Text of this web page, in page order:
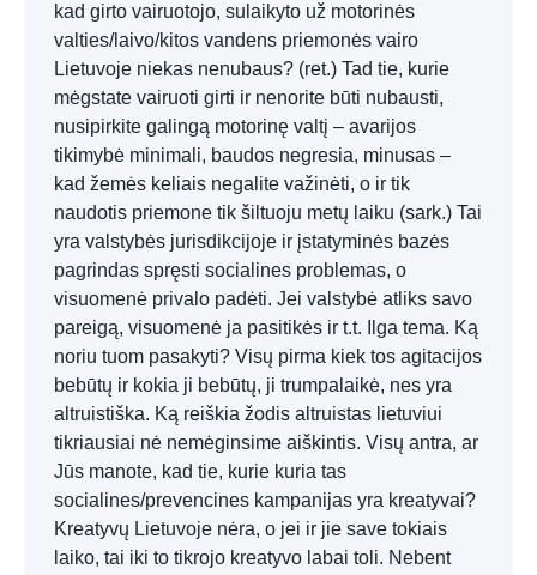
kad girto vairuotojo, sulaikyto už motorinės
valties/laivo/kitos vandens priemonės vairo
Lietuvoje niekas nenubaus? (ret.) Tad tie, kurie
mėgstate vairuoti girti ir nenorite būti nubausti,
nusipirkite galingą motorinę valtį – avarijos
tikimybė minimali, baudos negresia, minusas –
kad žemės keliais negalite važinėti, o ir tik
naudotis priemone tik šiltuoju metų laiku (sark.) Tai
yra valstybės jurisdikcijoje ir įstatyminės bazės
pagrindas spręsti socialines problemas, o
visuomenė privalo padėti. Jei valstybė atliks savo
pareigą, visuomenė ja pasitikės ir t.t. Ilga tema. Ką
noriu tuom pasakyti? Visų pirma kiek tos agitacijos
bebūtų ir kokia ji bebūtų, ji trumpalaikė, nes yra
altruistiška. Ką reiškia žodis altruistas lietuviui
tikriausiai nė nemėginsime aiškintis. Visų antra, ar
Jūs manote, kad tie, kurie kuria tas
socialines/prevencines kampanijas yra kreatyvai?
Kreatyvų Lietuvoje nėra, o jei ir jie save tokiais
laiko, tai iki to tikrojo kreatyvo labai toli. Nebent